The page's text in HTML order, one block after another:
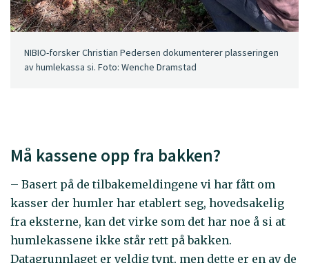
NIBIO-forsker Christian Pedersen dokumenterer plasseringen
av humlekassa si. Foto: Wenche Dramstad
Må kassene opp fra bakken?
– Basert på de tilbakemeldingene vi har fått om
kasser der humler har etablert seg, hovedsakelig
fra eksterne, kan det virke som det har noe å si at
humlekassene ikke står rett på bakken.
Datagrunnlaget er veldig tynt, men dette er en av de